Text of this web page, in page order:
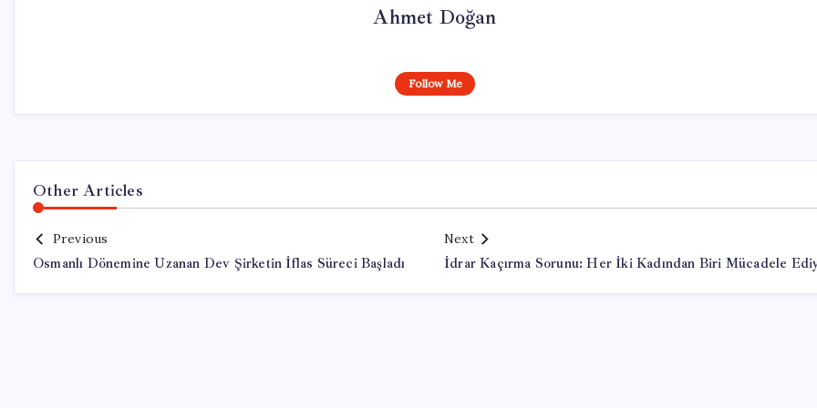
Ahmet Doğan
Follow Me
Other Articles
Previous
Osmanlı Dönemine Uzanan Dev Şirketin İflas Süreci Başladı
Next
İdrar Kaçırma Sorunu: Her İki Kadından Biri Mücadele